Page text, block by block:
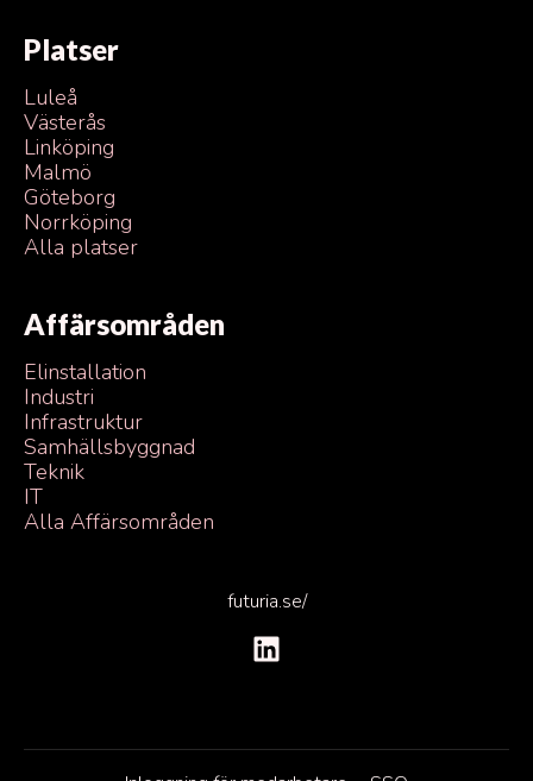
Platser
Luleå
Västerås
Linköping
Malmö
Göteborg
Norrköping
Alla platser
Affärsområden
Elinstallation
Industri
Infrastruktur
Samhällsbyggnad
Teknik
IT
Alla Affärsområden
futuria.se/